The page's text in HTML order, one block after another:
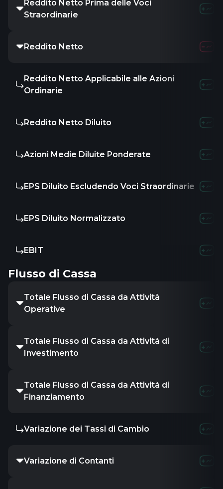
Reddito Netto Prima delle Voci
Straordinarie
Reddito Netto
Reddito Netto Applicabile alle Azioni
Ordinarie
Reddito Netto Diluito
Azioni Medie Diluite Ponderate
EPS Diluito Escludendo Voci Straordinarie
EPS Diluito Normalizzato
EBIT
Flusso di Cassa
Totale Flusso di Cassa da Attività
Operative
Totale Flusso di Cassa da Attività di
Investimento
Totale Flusso di Cassa da Attività di
Finanziamento
Variazione dei Tassi di Cambio
Variazione di Contanti